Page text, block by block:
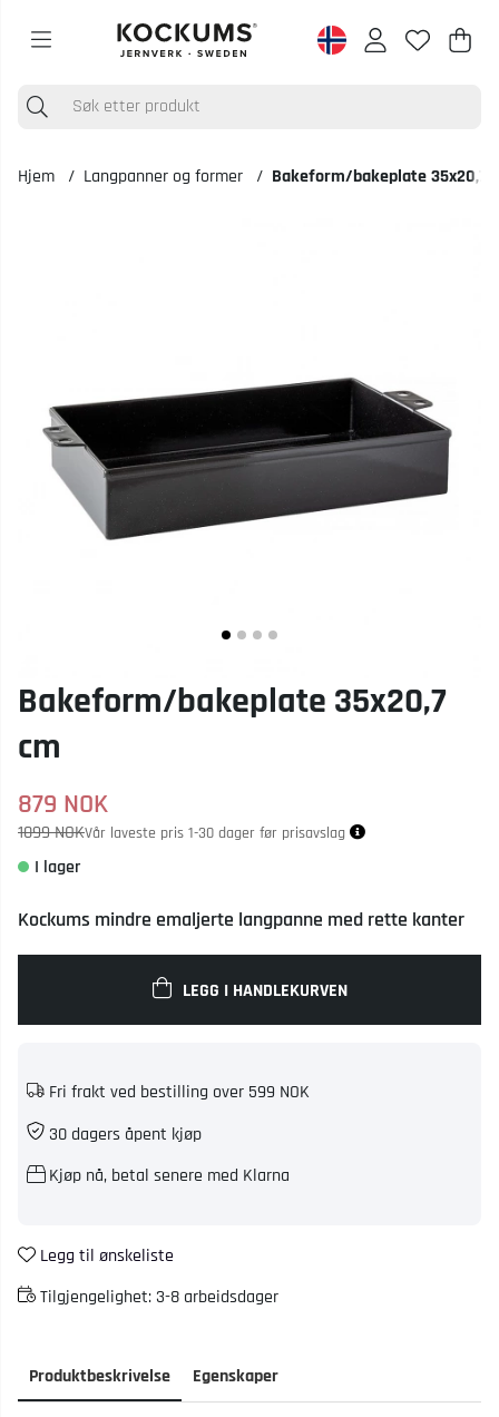
.
Hjem Langpanner og former Bakeform/bakeplate 35x20,7
Bakeform/bakeplate 35x20,7
cm
879 NOK
1099 NOKVår laveste pris 1-30 dager før prisavslag
Kockums mindre emaljerte langpanne med rette kanter
LEGG I HANDLEKURVEN
Fri frakt ved bestilling over 599 NOK
30 dagers åpent kjøp
Kjøp nå, betal senere med Klarna
Legg til ønskeliste
Tilgjengelighet:3-8 arbeidsdager
Produktbeskrivelse Egenskaper